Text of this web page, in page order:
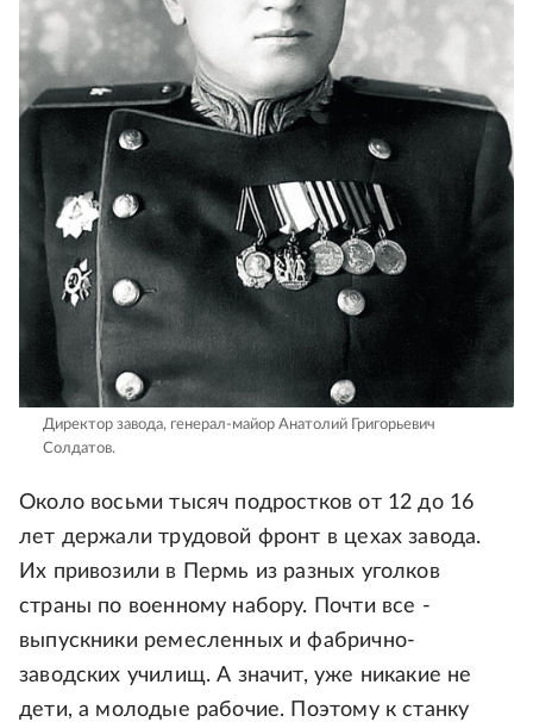
Директор завода, генерал-майор Анатолий Григорьевич
Солдатов.
Около восьми тысяч подростков от 12 до 16
лет держали трудовой фронт в цехах завода.
Их привозили в Пермь из разных уголков
страны по военному набору. Почти все -
выпускники ремесленных и фабрично-
заводских училищ. А значит, уже никакие не
дети, а молодые рабочие. Поэтому к станку